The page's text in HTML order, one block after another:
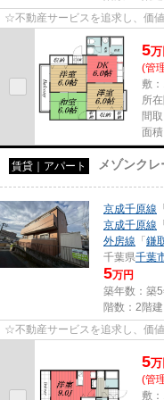
☆不動産サービスを追求し、価
5万
(管
敷
所
間
面
賃貸｜アパート メゾンク
京成千原線
京成千原線
外房線 「鎌
千葉県千葉
5万円
築年数：築5
階数：2階建
☆不動産サービスを追求し、価
5万
(管
敷